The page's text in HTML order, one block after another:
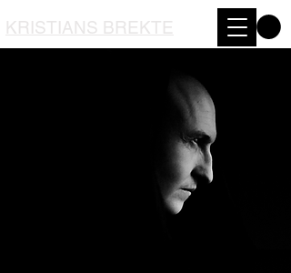
KRISTIANS BREKTE